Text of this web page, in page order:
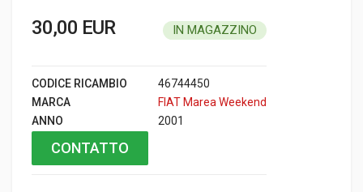
30,00 EUR IN MAGAZZINO
CODICE RICAMBIO
46744450
MARCA
FIAT Marea Weekend
ANNO
2001
CONTATTO